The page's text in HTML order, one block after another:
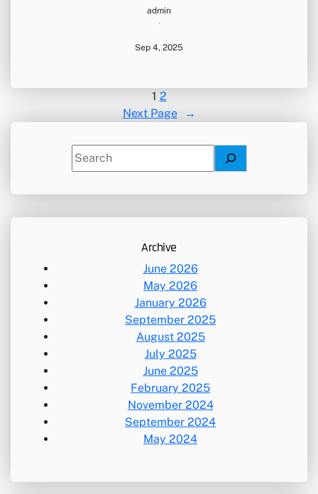
admin
·
Sep 4, 2025
1 2
Next Page
→
e
c
Archive
June 2026
May 2026
January 2026
September 2025
August 2025
July 2025
June 2025
February 2025
November 2024
September 2024
May 2024